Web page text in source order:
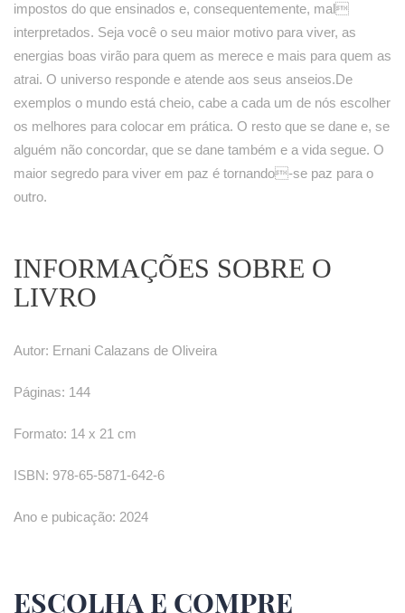
impostos do que ensinados e, consequentemente, mal
interpretados. Seja você o seu maior motivo para viver, as
energias boas virão para quem as merece e mais para quem as
atrai. O universo responde e atende aos seus anseios.De
exemplos o mundo está cheio, cabe a cada um de nós escolher
os melhores para colocar em prática. O resto que se dane e, se
alguém não concordar, que se dane também e a vida segue. O
maior segredo para viver em paz é tornando-se paz para o
outro.
INFORMAÇÕES SOBRE O
LIVRO
Autor: Ernani Calazans de Oliveira
Páginas: 144
Formato: 14 x 21 cm
ISBN: 978-65-5871-642-6
Ano e pubicação: 2024
ESCOLHA E COMPRE